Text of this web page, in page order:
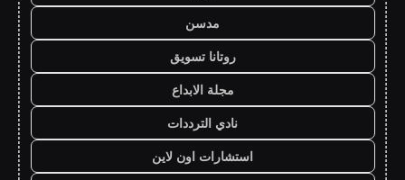
مدسن
روتانا تسويق
مجلة الابداع
نادي الترددات
استشارات اون لاين